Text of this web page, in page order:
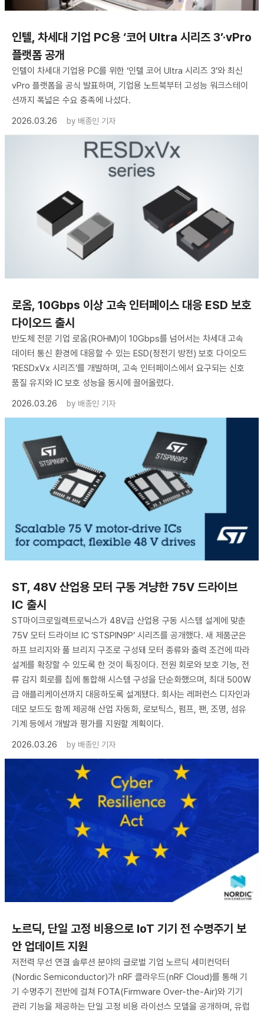
인텔, 차세대 기업 PC용 ‘코어 Ultra 시리즈 3’·vPro
플랫폼 공개
인텔이 차세대 기업용 PC를 위한 ‘인텔 코어 Ultra 시리즈 3’와 최신
vPro 플랫폼을 공식 발표하며, 기업용 노트북부터 고성능 워크스테이
션까지 폭넓은 수요 충족에 나섰다.
2026.03.26
by 배종인 기자
로옴, 10Gbps 이상 고속 인터페이스 대응 ESD 보호
다이오드 출시
반도체 전문 기업 로옴(ROHM)이 10Gbps를 넘어서는 차세대 고속
데이터 통신 환경에 대응할 수 있는 ESD(정전기 방전) 보호 다이오드
‘RESDxVx 시리즈’를 개발하며, 고속 인터페이스에서 요구되는 신호
품질 유지와 IC 보호 성능을 동시에 끌어올렸다.
2026.03.26
by 배종인 기자
ST, 48V 산업용 모터 구동 겨냥한 75V 드라이브
IC 출시
ST마이크로일렉트로닉스가 48V급 산업용 구동 시스템 설계에 맞춘
75V 모터 드라이브 IC ‘STSPIN9P’ 시리즈를 공개했다. 새 제품군은
하프 브리지와 풀 브리지 구조로 구성돼 모터 종류와 출력 조건에 따라
설계를 확장할 수 있도록 한 것이 특징이다. 전원 회로와 보호 기능, 전
류 감지 회로를 칩에 통합해 시스템 구성을 단순화했으며, 최대 500W
급 애플리케이션까지 대응하도록 설계됐다. 회사는 레퍼런스 디자인과
데모 보드도 함께 제공해 산업 자동화, 로보틱스, 펌프, 팬, 조명, 섬유
기계 등에서 개발과 평가를 지원할 계획이다.
2026.03.26
by 배종인 기자
노르딕, 단일 고정 비용으로 IoT 기기 전 수명주기 보
안 업데이트 지원
저전력 무선 연결 솔루션 분야의 글로벌 기업 노르딕 세미컨덕터
(Nordic Semiconductor)가 nRF 클라우드(nRF Cloud)를 통해 기
기 수명주기 전반에 걸쳐 FOTA(Firmware Over-the-Air)와 기기
관리 기능을 제공하는 단일 고정 비용 라이선스 모델을 공개하며, 유럽